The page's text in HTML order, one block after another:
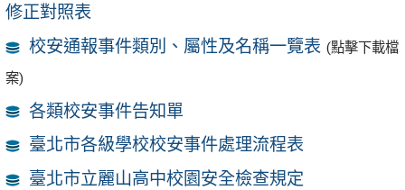
修正對照表
校安通報事件類別、屬性及名稱一覽表 (點擊下載檔
案)
各類校安事件告知單
臺北市各級學校校安事件處理流程表
臺北市立麗山高中校園安全檢查規定